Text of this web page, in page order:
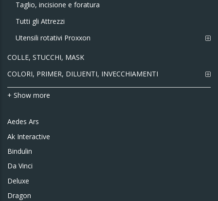
Taglio, incisione e foratura
Tutti gli Attrezzi
Utensili rotativi Proxxon
COLLE, STUCCHI, MASK
COLORI, PRIMER, DILUENTI, INVECCHIAMENTI
+ Show more
Aedes Ars
Ak Interactive
Bindulin
Da Vinci
Deluxe
Dragon